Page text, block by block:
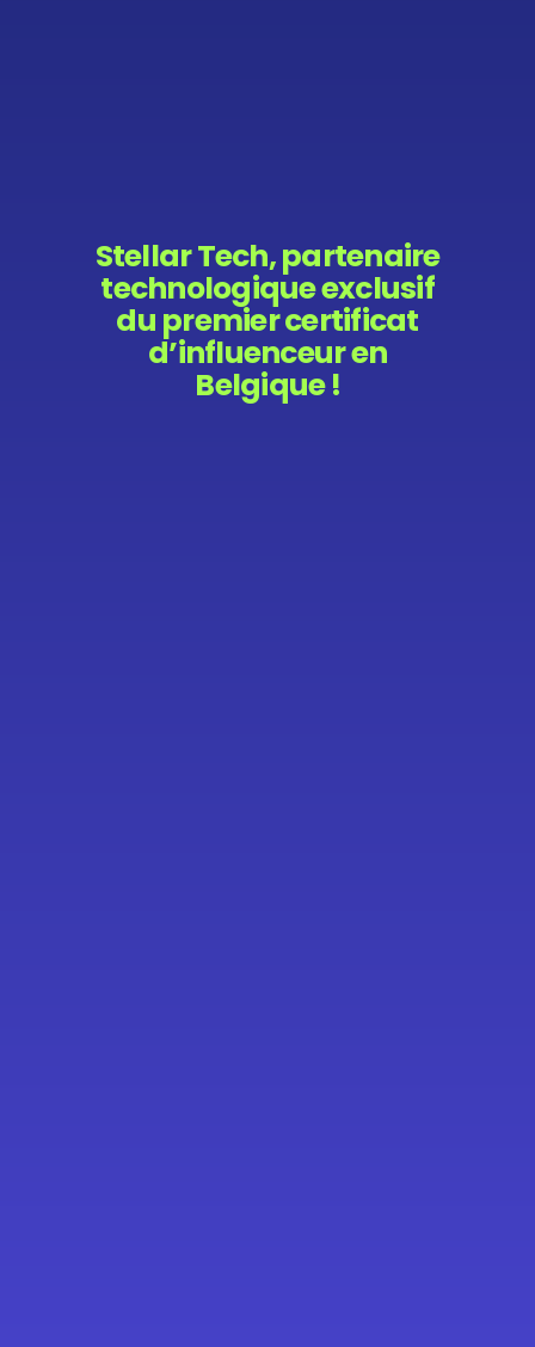
Stellar Tech, partenaire
technologique exclusif
du premier certificat
d’influenceur en
Belgique !